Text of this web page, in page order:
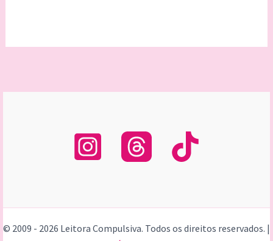
© 2009 - 2026 Leitora Compulsiva. Todos os direitos reservados. |